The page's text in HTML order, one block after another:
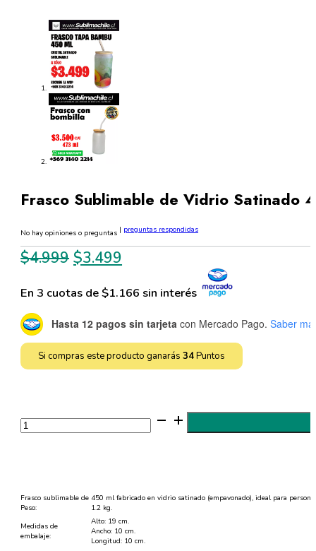
Frasco Sublimable de Vidrio Satinado
No hay opiniones o preguntas | preguntas respondidas
$4.999 El
original
era:
$4.999.
$3.499
actual
es:
$3.499.
En 3 cuotas de $1.166 sin interés
Hasta 12 pagos sin tarjeta con Mercado Pago. Saber
Si compras este producto ganarás34Puntos
Frasco
Sublimable
de
Tapa
de
y
Bombilla
Frasco sublimable de 450 ml fabricado en vidrio satinado (empavonado), ideal para
Peso:
1.2 kg.
Medidas de
embalaje:
Alto: 19 cm.
Ancho: 10 cm.
Longitud: 10 cm.